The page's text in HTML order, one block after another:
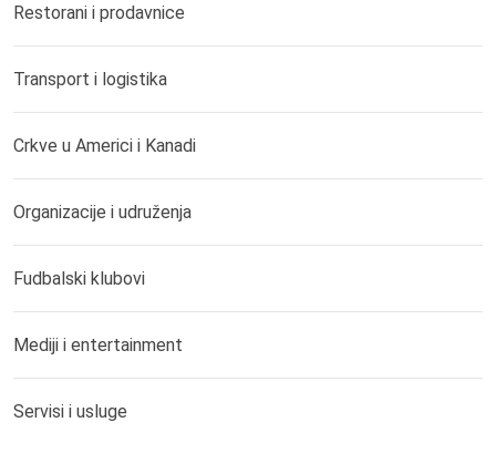
Restorani i prodavnice
Transport i logistika
Crkve u Americi i Kanadi
Organizacije i udruženja
Fudbalski klubovi
Mediji i entertainment
Servisi i usluge